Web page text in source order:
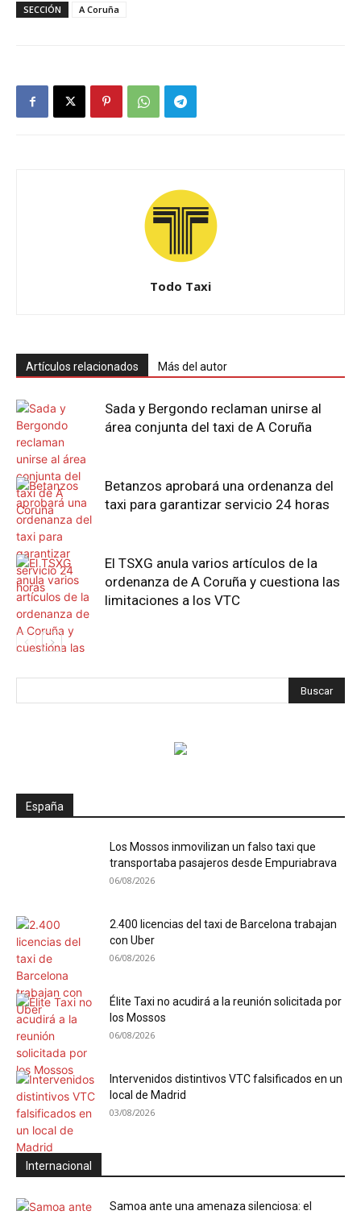
SECCIÓN A Coruña
Todo Taxi
Artículos relacionados Más del autor
Sada y Bergondo reclaman unirse al
área conjunta del taxi de A Coruña
Betanzos aprobará una ordenanza del
taxi para garantizar servicio 24 horas
El TSXG anula varios artículos de la
ordenanza de A Coruña y cuestiona las
limitaciones a los VTC
España
Los Mossos inmovilizan un falso taxi que
transportaba pasajeros desde Empuriabrava
06/08/2026
2.400 licencias del taxi de Barcelona trabajan
con Uber
06/08/2026
Élite Taxi no acudirá a la reunión solicitada por
los Mossos
06/08/2026
Intervenidos distintivos VTC falsificados en un
local de Madrid
03/08/2026
Internacional
Samoa ante una amenaza silenciosa: el